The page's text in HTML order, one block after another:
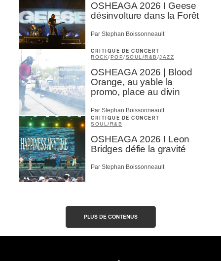
OSHEAGA 2026 I Geese
désinvolture dans la Forêt
Par Stephan Boissonneault
CRITIQUE DE CONCERT
ROCK/ POP/SOUL/R&B /JAZZ
OSHEAGA 2026 | Blood
Orange, au yable la
promo, place au divin
Par Stephan Boissonneault
CRITIQUE DE CONCERT
SOUL/R&B
OSHEAGA 2026 I Leon
Bridges défie la gravité
Par Stephan Boissonneault
PLUS DE CONTENUS